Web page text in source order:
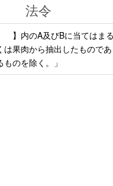
法令
内のA及びBに当てはまる
くは果肉から抽出した
のを除く。」